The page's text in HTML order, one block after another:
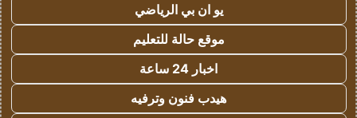
يو ان بي الرياضي
موقع حالة للتعليم
اخبار 24 ساعة
هيدب فنون وترفيه